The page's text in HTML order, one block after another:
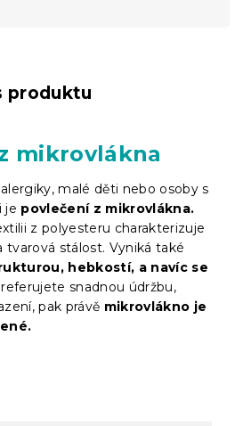
produktu
mikrovlákna
malé děti nebo osoby s
je povlečení z mikrovlákna.
z polyesteru charakterizuje
stálost. Vyniká také
hebkostí, a navíc se
snadnou údržbu,
pak právě mikrovlákno je